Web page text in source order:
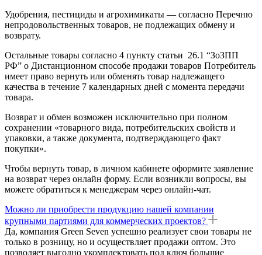
Удобрения, пестициды и агрохимикаты — согласно Перечню
непродовольственных товаров, не подлежащих обмену и
возврату.
Остальные товары согласно 4 пункту статьи 26.1 “ЗоЗПП
РФ” о Дистанционном способе продажи товаров Потребитель
имеет право вернуть или обменять товар надлежащего
качества в течение 7 календарных дней с момента передачи
товара.
Возврат и обмен возможен исключительно при полном
сохранении «товарного вида, потребительских свойств и
упаковки, а также документа, подтверждающего факт
покупки».
Чтобы вернуть товар, в личном кабинете оформите заявление
на возврат через онлайн форму. Если возникли вопросы, вы
можете обратиться к менеджерам через онлайн-чат.
Можно ли приобрести продукцию нашей компании
крупными партиями для коммерческих проектов?
Да, компания Green Seven успешно реализует свои товары не
только в розницу, но и осуществляет продажи оптом. Это
позволяет выгодно укомплектовать под ключ большие